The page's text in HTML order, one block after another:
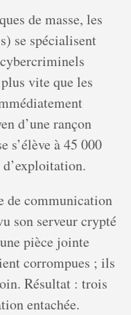
de masse, les
se spécialisent
vite que les
d’une rançon
s’élève à 45 000
d’exploitation.
de communication
son serveur crypté
pièce jointe
corrompues ; ils
Résultat : trois
entachée.